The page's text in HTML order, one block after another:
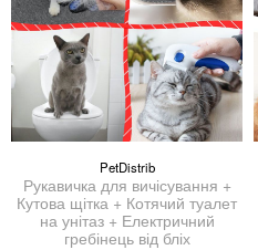
PetDistrib
Рукавичка для вичісування +
Кутова щітка + Котячий туалет
на унітаз + Електричний
гребінець від бліх